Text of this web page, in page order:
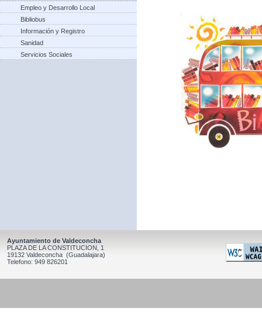
Empleo y Desarrollo Local
Bibliobus
Información y Registro
Sanidad
Servicios Sociales
Ayuntamiento de Valdeconcha
PLAZA DE LA CONSTITUCION, 1
19132 Valdeconcha (Guadalajara)
Telefono: 949 826201